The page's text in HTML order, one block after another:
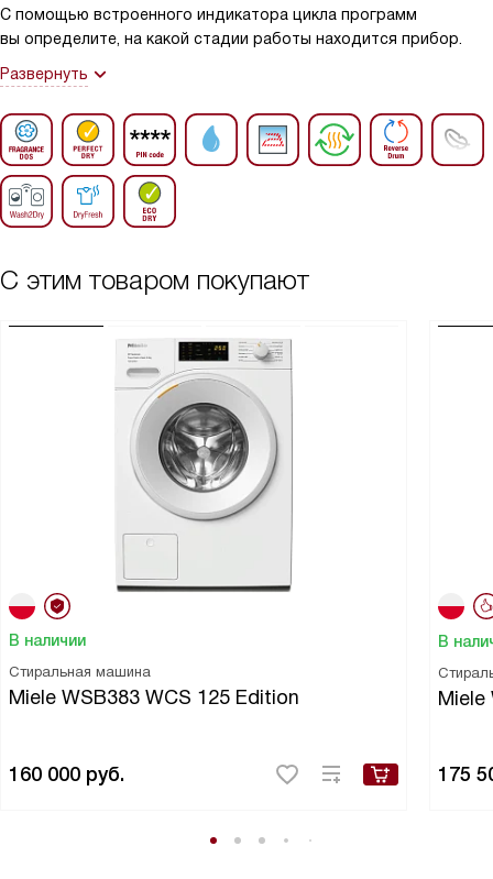
С помощью встроенного индикатора цикла программ
вы определите, на какой стадии работы находится прибор.
Развернуть
С этим товаром покупают
В наличии
Стиральная машина
Miele WSB383 WCS 125 Edition
160 000 руб.
В
Miele
175